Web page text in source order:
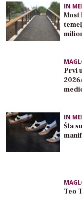
IN
Most
Prvi
IN
Šta
Teo